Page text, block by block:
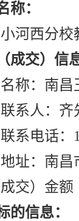
称：
河西分校
成交）信
称：南昌
系人：齐
系电话：
址：南昌
交）金额
的信息：